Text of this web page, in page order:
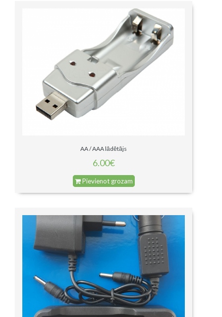
AA / AAA lādētājs
6.00€
Pievienot grozam